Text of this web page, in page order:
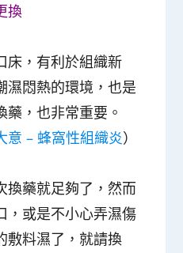
換
床，有利於組織新
濕悶熱的環境，也是
，也非常重要。
意 – 蜂窩性組織炎）
換藥就足夠了，然而
，或是不小心弄濕傷
敷料濕了，就請換